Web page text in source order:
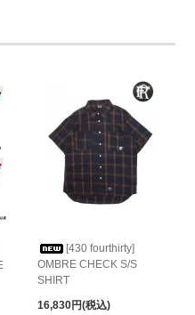
[430 fourthirty]
OMBRE CHECK S/S
SHIRT
16,830円(税込)